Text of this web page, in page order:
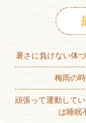
暑さに負けない体
梅雨の
頑張って運動して
は睡眠